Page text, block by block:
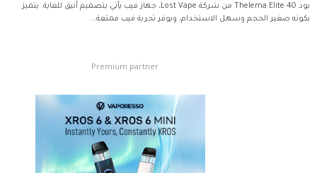
بود Thelema Elite 40 من شركة Lost Vape، جهاز فيب يأتي بتصميم أنيق للغاية. يتميز
بكونه صغير الحجم وسهل الاستخدام، ويوفر تجربة فيب ممتعة...
Premium partner